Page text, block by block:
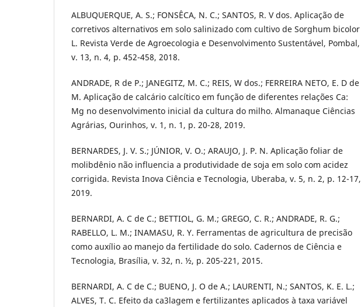
ALBUQUERQUE, A. S.; FONSÊCA, N. C.; SANTOS, R. V dos. Aplicação de
corretivos alternativos em solo salinizado com cultivo de Sorghum bicolor
L. Revista Verde de Agroecologia e Desenvolvimento Sustentável, Pombal,
v. 13, n. 4, p. 452-458, 2018.
ANDRADE, R de P.; JANEGITZ, M. C.; REIS, W dos.; FERREIRA NETO, E. D de
M. Aplicação de calcário calcítico em função de diferentes relações Ca:
Mg no desenvolvimento inicial da cultura do milho. Almanaque Ciências
Agrárias, Ourinhos, v. 1, n. 1, p. 20-28, 2019.
BERNARDES, J. V. S.; JÚNIOR, V. O.; ARAUJO, J. P. N. Aplicação foliar de
molibdênio não influencia a produtividade de soja em solo com acidez
corrigida. Revista Inova Ciência e Tecnologia, Uberaba, v. 5, n. 2, p. 12-17,
2019.
BERNARDI, A. C de C.; BETTIOL, G. M.; GREGO, C. R.; ANDRADE, R. G.;
RABELLO, L. M.; INAMASU, R. Y. Ferramentas de agricultura de precisão
como auxílio ao manejo da fertilidade do solo. Cadernos de Ciência e
Tecnologia, Brasília, v. 32, n. ½, p. 205-221, 2015.
BERNARDI, A. C de C.; BUENO, J. O de A.; LAURENTI, N.; SANTOS, K. E. L.;
ALVES, T. C. Efeito da ca3lagem e fertilizantes aplicados à taxa variável